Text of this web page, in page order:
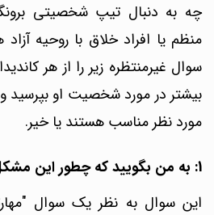
چه به دنبال تیپ شخصیتی
سوال غیرمنتظره زیر را از هر
بیشتر در مورد شخصیت او بپرسید
مورد نظر مناسب هستند یا خیر.
1: به من بگویید که چطور این مشکل را حل خواهید کرد
این سوال به نظر یک سوال